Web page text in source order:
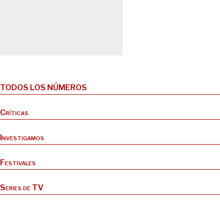
TODOS LOS NÚMEROS
Críticas
Investigamos
Festivales
Series de TV